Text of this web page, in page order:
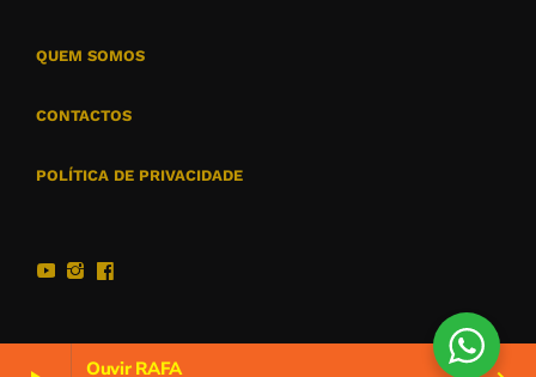
Ouvir RAFA
QUEM SOMOS
CONTACTOS
POLÍTICA DE PRIVACIDADE